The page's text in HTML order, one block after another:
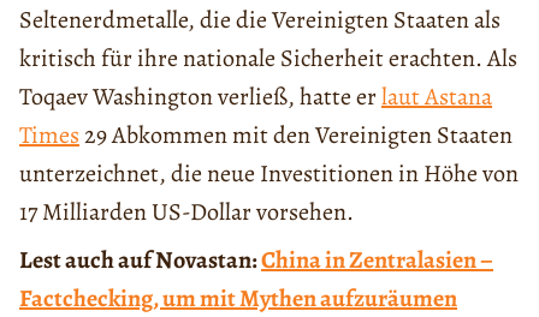
Seltenerdmetalle, die die Vereinigten Staaten als
kritisch für ihre nationale Sicherheit erachten. Als
Toqaev Washington verließ, hatte erlaut Astana
Times29 Abkommen mit den Vereinigten Staaten
unterzeichnet, die neue Investitionen in Höhe von
17 Milliarden US-Dollar vorsehen.
Lest auch auf Novastan:China in Zentralasien –
Factchecking, um mit Mythen aufzuräumen